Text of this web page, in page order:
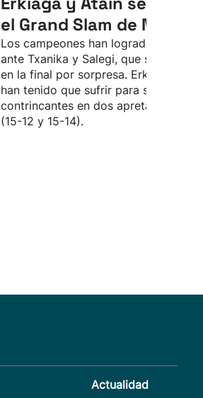
el Grand Slam de
Los campeones han logrado la
ante Txanika y Salegi, que se colaron
en la final por sorpresa. Erkiaga y
han tenido que sufrir para superar a
contrincantes en dos apretados sets
(15-12 y 15-14).
Actualidad